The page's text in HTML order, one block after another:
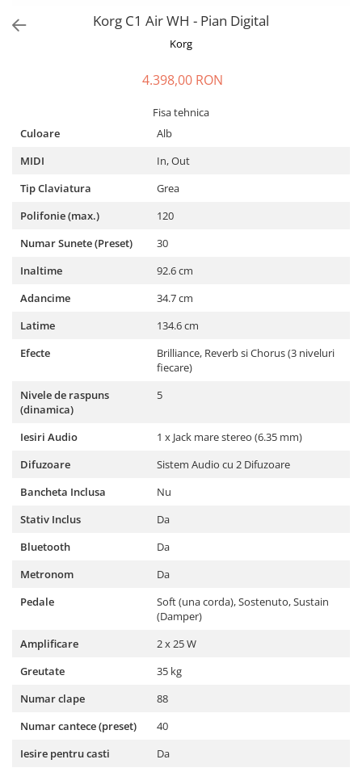
Accesorii de microfoane
Microfoane de broadcast
Microfoane de masurare si
calibrare
Microfoane de studio
Microfoane lavaliera si headset
Microfoane podcast, USB, iOS /
Microfoane pt Camere Video
Microfoane pt instalatii si
Microfoane stereo
Microfoane wireless si sisteme
Studio si inregistrari
Accesorii de microfoane
Accesorii de rack
Controllere MIDI - USB DAW
Controllere monitoare de studio
Convertoare AD/DA
Interfete MIDI si Cabluri Midi-USB
Monitoare de studio
Pop filtre
Preamplificatoare
Rack studio
Korg C1 Air WH - Pian Digital
Korg
4.398,00 RON
Fisa tehnica
Culoare
Alb
MIDI
In, Out
Tip Claviatura
Grea
Polifonie (max.)
120
Numar Sunete (Preset)
30
Inaltime
92.6 cm
Adancime
34.7 cm
Latime
134.6 cm
Efecte
Brilliance, Reverb si Chorus (3 niveluri
fiecare)
Nivele de raspuns
(dinamica)
5
Iesiri Audio
1 x Jack mare stereo (6.35 mm)
Difuzoare
Sistem Audio cu 2 Difuzoare
Bancheta Inclusa
Nu
Stativ Inclus
Da
Bluetooth
Da
Metronom
Da
Pedale
Soft (una corda), Sostenuto, Sustain
(Damper)
Amplificare
2 x 25 W
Greutate
35 kg
Numar clape
88
Numar cantece (preset)
40
Iesire pentru casti
Da